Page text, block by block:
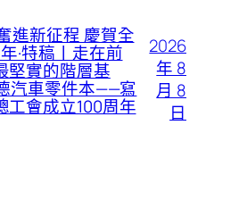
進新征程 慶賀全
·特稿丨走在前
堅實的階層基
汽車零件本——寫
工會成立100周年
2026
年 8
月 8
日